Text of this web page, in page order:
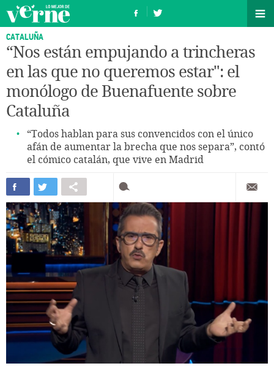
CATALUÑA
“Nos están empujando a trincheras
en las que no queremos estar": el
monólogo de Buenafuente sobre
Cataluña
“Todos hablan para sus convencidos con el único
afán de aumentar la brecha que nos separa”, contó
el cómico catalán, que vive en Madrid